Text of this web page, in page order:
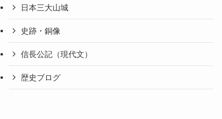
日本三大山城
史跡・銅像
信長公記（現代文）
歴史ブログ